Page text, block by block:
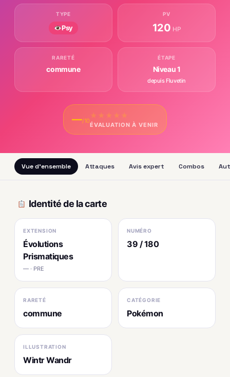
TYPE
Psy
PV
120 HP
RARETÉ
commune
ÉTAPE
Niveau 1
depuis Fluvetin
—/10
★ ★ ★ ★ ★
ÉVALUATION À VENIR
Vue d'ensemble Attaques Avis expert Combos
Identité de la carte
EXTENSION
Évolutions
Prismatiques
— · PRE
NUMÉRO
39 / 180
RARETÉ
commune
CATÉGORIE
Pokémon
ILLUSTRATION
Wintr Wandr